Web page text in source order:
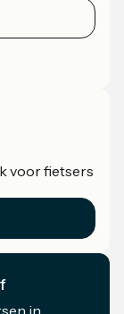
voor fietsers